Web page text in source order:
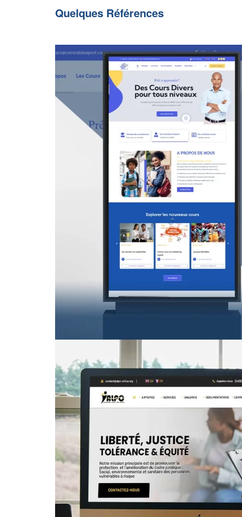
Quelques Références